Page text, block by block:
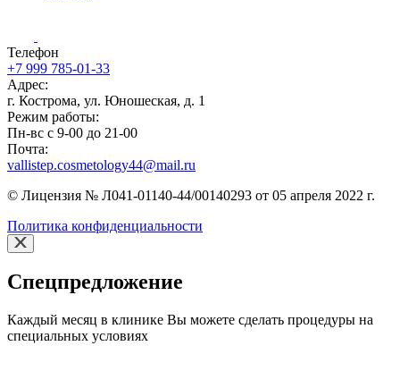
Телефон
+7 999 785-01-33
Адрес:
г. Кострома, ул. Юношеская, д. 1
Режим работы:
Пн-вс с 9-00 до 21-00
Почта:
vallistep.cosmetology44@mail.ru
© Лицензия № Л041-01140-44/00140293 от 05 апреля 2022 г.
Политика конфиденциальности
Cпецпредложение
Каждый месяц в клинике Вы можете сделать процедуры на
специальных условиях